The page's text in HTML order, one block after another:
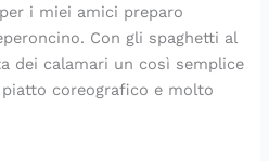
i miei amici preparo
Con gli spaghetti al
dei calamari un così semplice
coreografico e molto